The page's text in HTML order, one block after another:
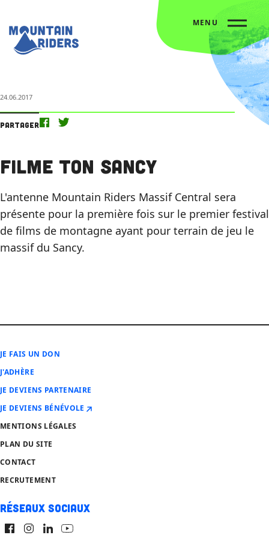
MENU
24.06.2017
Partager
Filme Ton Sancy
L'antenne Mountain Riders Massif Central sera
présente pour la première fois sur le premier festival
de films de montagne ayant pour terrain de jeu le
massif du Sancy.
JE FAIS UN DON
J'ADHÈRE
JE DEVIENS PARTENAIRE
JE DEVIENS BÉNÉVOLE
MENTIONS LÉGALES
PLAN DU SITE
CONTACT
RECRUTEMENT
Réseaux sociaux